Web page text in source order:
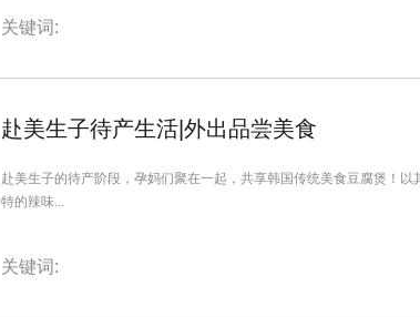
关键词:
赴美生子待产生活|外出品尝美食
赴美生子的待产阶段，孕妈们聚在一起，共享韩国传统美食豆腐煲！以
特的辣味...
关键词: